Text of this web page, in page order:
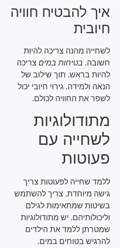
איך להבטיח חוויה
חיובית
לשחייה מהנה צריכה להיות
חשובה.בטיחות במיםצריכה
להיות בראש. תוך שילוב של
הנאה ולמידה. גירוי חיובי יכול
לשפר את החוויה לכולם.
מתודולוגיות
לשחייה עם
פעוטות
ללמד שחייה לפעוטות צריך
גישה מיוחדת. צריך להשתמש
בשיטות שמתאימות לגילם
וליכולותיהם. יש מתודולוגיות
שמטרתן ללמד את הילדים
להרגיש בטוחים במים.